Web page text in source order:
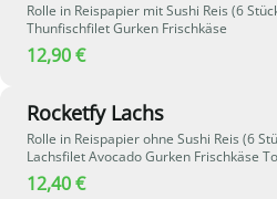
Rolle in Reispapier mit Sushi Reis (6
Thunfischfilet Gurken Frischkäse
12,90 €
Rocketfy Lachs
Rolle in Reispapier ohne Sushi Reis (6
Lachsfilet Avocado Gurken Frischkäse
Rucola
12,40 €